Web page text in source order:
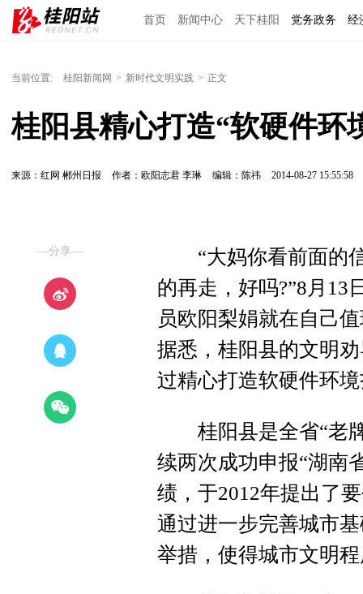
首页 新闻中心 天下桂阳 党务政务 经
当前位置: 桂阳新闻网 > 新时代文明实践 > 正文
桂阳县精心打造“软硬件环
来源：红网 郴州日报 作者：欧阳志君 李琳 编辑：陈祎 2014-08-27 15:55:58
—分享—
“大妈你看前面的信
的再走，好吗?”8月13
员欧阳梨娟就在自己
据悉，桂阳县的文明
过精心打造软硬件环
桂阳县是全省“老牌
续两次成功申报“湖南
绩，于2012年提出了
通过进一步完善城市
举措，使得城市文明